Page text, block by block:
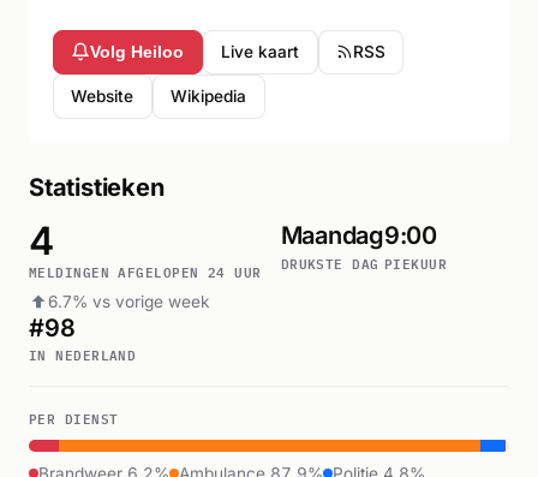
Volg Heiloo Live kaart RSS
Website Wikipedia
Statistieken
4
MELDINGEN AFGELOPEN 24 UUR
6.7% vs vorige week
Maandag
DRUKSTE DAG
9:00
PIEKUUR
#98
IN NEDERLAND
PER DIENST